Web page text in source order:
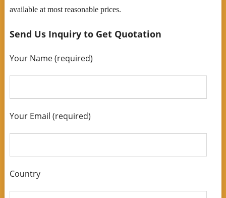
available at most reasonable prices.
Send Us Inquiry to Get Quotation
Your Name (required)
Your Email (required)
Country